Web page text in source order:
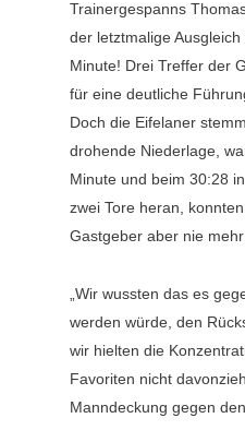
Trainergespanns
der letztmalige
Minute! Drei Treffer der
für eine deutliche
Doch die Eifelaner
drohende Niederlage,
Minute und beim 30:28
zwei Tore heran,
Gastgeber aber nie mehr
„Wir wussten das es
werden würde, den
wir hielten die
Favoriten nicht
Manndeckung gegen